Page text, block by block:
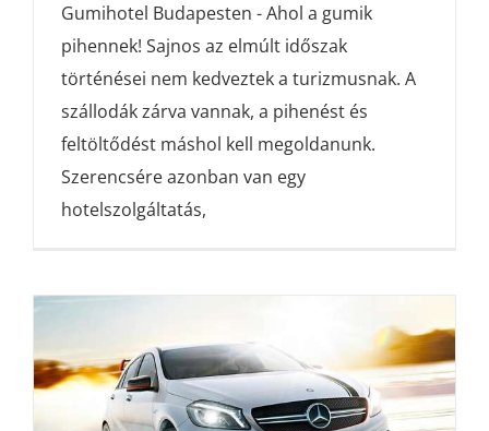
Gumihotel Budapesten - Ahol a gumik
pihennek! Sajnos az elmúlt időszak
történései nem kedveztek a turizmusnak. A
szállodák zárva vannak, a pihenést és
feltöltődést máshol kell megoldanunk.
Szerencsére azonban van egy
hotelszolgáltatás,